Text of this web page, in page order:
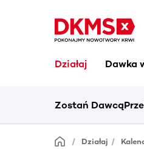
Działaj Dawka
Zostań Dawcą
Działaj